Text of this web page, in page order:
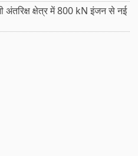
अंतरिक्ष क्षेत्र में 800 kN इंजन से नई